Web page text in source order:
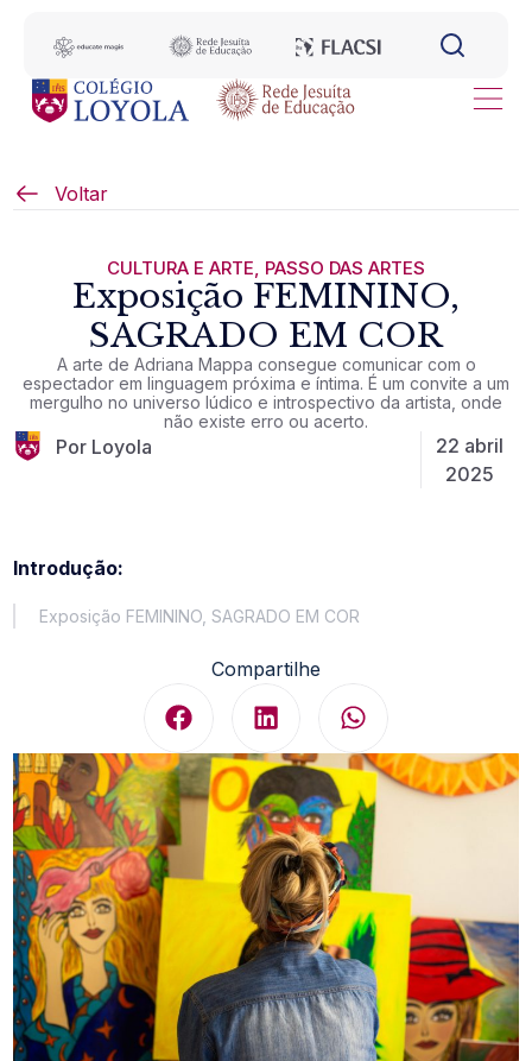
Voltar
CULTURA E ARTE, PASSO DAS ARTES
Exposição FEMININO,
SAGRADO EM COR
A arte de Adriana Mappa consegue comunicar com o
espectador em linguagem próxima e íntima. É um convite a um
mergulho no universo lúdico e introspectivo da artista, onde
não existe erro ou acerto.
Por Loyola
22 abril
2025
Introdução:
Exposição FEMININO, SAGRADO EM COR
Compartilhe